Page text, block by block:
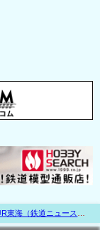
東海（鉄道ニュース速